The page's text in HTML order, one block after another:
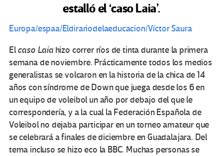
estalló el ‘caso Laia’.
Europa/espaa/Eldirariodelaeducacion/Víctor Saura
Elcaso Laiahizo correr ríos de tinta durante la primera
semana de noviembre. Prácticamente todos los medios
generalistas se volcaron en la historia de la chica de 14
años con síndrome de Down que juega desde los 6 en
un equipo de voleibol un año por debajo del que le
correspondería, y a la cual la Federación Española de
Voleibol no dejaba participar en un torneo amateur que
se celebrará a finales de diciembre en Guadalajara. Del
tema incluso se hizo eco la BBC. Muchas personas se